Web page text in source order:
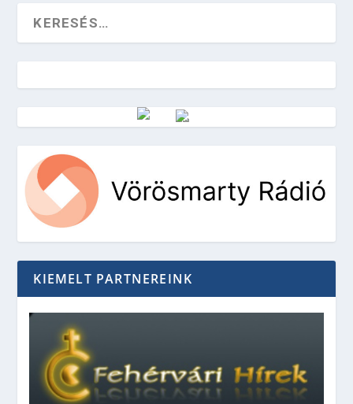
Vörösmarty Rádió
KIEMELT PARTNEREINK